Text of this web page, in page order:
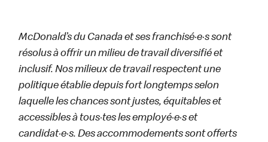
McDonald’s du Canada et ses franchisé·e·s sont
résolus à offrir un milieu de travail diversifié et
inclusif. Nos milieux de travail respectent une
politique établie depuis fort longtemps selon
laquelle les chances sont justes, équitables et
accessibles à tous·tes les employé·e·s et
candidat·e·s. Des accommodements sont offerts